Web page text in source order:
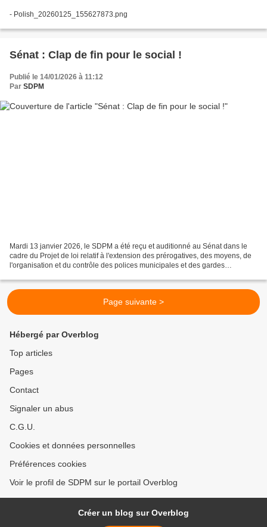
- Polish_20260125_155627873.png
Sénat : Clap de fin pour le social !
Publié le 14/01/2026 à 11:12
Par SDPM
Mardi 13 janvier 2026, le SDPM a été reçu et auditionné au Sénat dans le
cadre du Projet de loi relatif à l'extension des prérogatives, des moyens, de
l'organisation et du contrôle des polices municipales et des gardes
Page suivante >
Hébergé par Overblog
Top articles
Pages
Contact
Signaler un abus
C.G.U.
Cookies et données personnelles
Préférences cookies
Voir le profil de SDPM sur le portail Overblog
Créer un blog sur Overblog